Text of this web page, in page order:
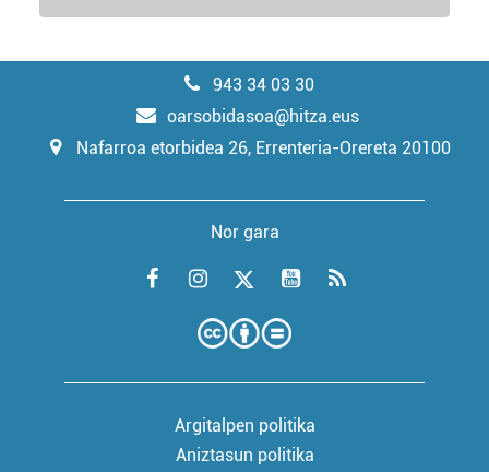
943 34 03 30
oarsobidasoa@hitza.eus
Nafarroa etorbidea 26, Errenteria-Orereta 20100
Nor gara
Argitalpen politika
Aniztasun politika